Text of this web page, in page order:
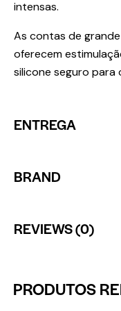
intensas.
As contas de
oferecem
silicone seguro para
ENTREGA
BRAND
REVIEWS (0)
PRODUTOS